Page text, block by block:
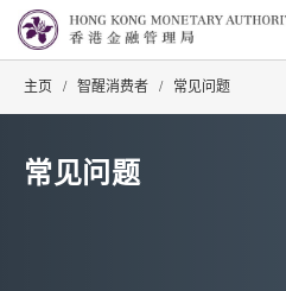
主页 / 智醒消费者 / 常见问题
常见问题